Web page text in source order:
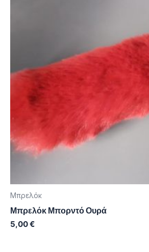
Μπρελόκ
Μπρελόκ Μπορντό Ουρά
5,00€